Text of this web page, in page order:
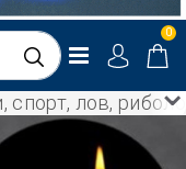
0
спорт, лов,